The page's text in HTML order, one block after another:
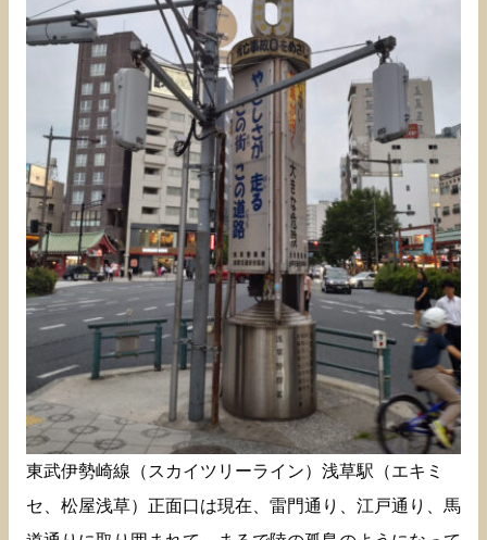
東武伊勢崎線（スカイツリーライン）浅草駅（エキミ
セ、松屋浅草）正面口は現在、雷門通り、江戸通り、馬